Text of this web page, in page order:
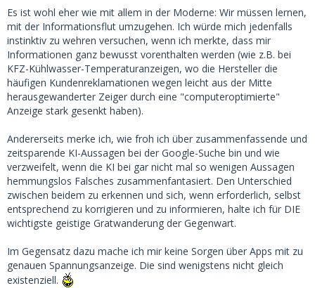
Na, weil wir da die Zellenspannungen nicht sehenkonnten
mussten.
Grüße, Tom
Es ist wohl eher wie mit allem in der Moderne: Wir müssen lernen,
mit der Informationsflut umzugehen. Ich würde mich jedenfalls
instinktiv zu wehren versuchen, wenn ich merkte, dass mir
Informationen ganz bewusst vorenthalten werden (wie z.B. bei
KFZ-Kühlwasser-Temperaturanzeigen, wo die Hersteller die
häufigen Kundenreklamationen wegen leicht aus der Mitte
herausgewanderter Zeiger durch eine "computeroptimierte"
Anzeige stark gesenkt haben).
Andererseits merke ich, wie froh ich über zusammenfassende und
zeitsparende KI-Aussagen bei der Google-Suche bin und wie
verzweifelt, wenn die KI bei gar nicht mal so wenigen Aussagen
hemmungslos Falsches zusammenfantasiert. Den Unterschied
zwischen beidem zu erkennen und sich, wenn erforderlich, selbst
entsprechend zu korrigieren und zu informieren, halte ich für DIE
wichtigste geistige Gratwanderung der Gegenwart.
Im Gegensatz dazu mache ich mir keine Sorgen über Apps mit zu
genauen Spannungsanzeige. Die sind wenigstens nicht gleich
existenziell.